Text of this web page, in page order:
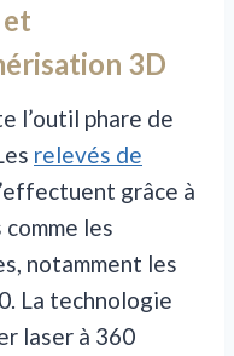
3D
l’outil phare de
relevés de
grâce à
les
notamment les
La technologie
laser à 360